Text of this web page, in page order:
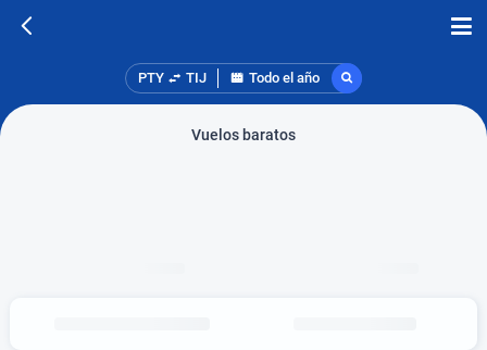
PTY TIJ Todo el año
Vuelos baratos